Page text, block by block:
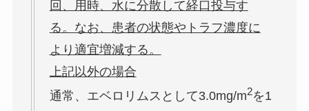
回、用時、水に分散して経口投与す
る。なお、患者の状態やトラフ濃度に
より適宜増減する。
上記以外の場合
通常、エベロリムスとして3.0mg/m2を1